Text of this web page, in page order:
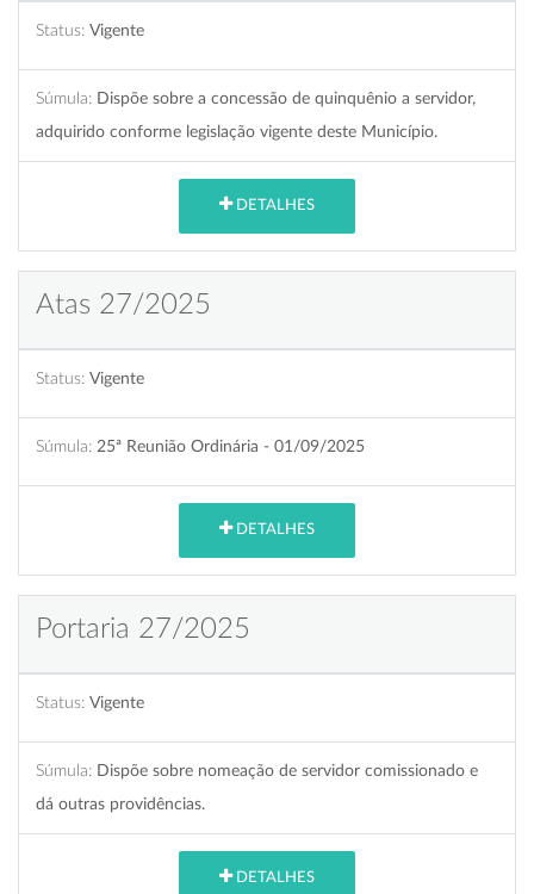
Status: Vigente
Súmula: Dispõe sobre a concessão de quinquênio a servidor,
adquirido conforme legislação vigente deste Município.
DETALHES
Atas 27/2025
Status: Vigente
Súmula: 25ª Reunião Ordinária - 01/09/2025
DETALHES
Portaria 27/2025
Status: Vigente
Súmula: Dispõe sobre nomeação de servidor comissionado e
dá outras providências.
DETALHES